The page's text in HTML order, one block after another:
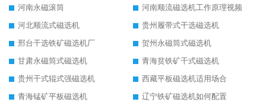
河南永磁滚筒
河南顺流磁选机工作原理视频
河北顺流式磁选机
贵州履带式干选磁选机
邢台干选铁矿磁选机厂
贺州永磁筒式磁选机
甘肃永磁筒式磁选机
青海贫铁矿干式磁选机
贵州干式辊式强磁选机
西藏平板磁选机适用场合
青海锰矿平板磁选机
辽宁铁矿磁选机如何配置